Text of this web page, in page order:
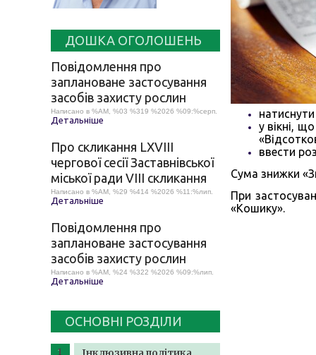
ДОШКА ОГОЛОШЕНЬ
Повідомлення про
заплановане застосування
засобів захисту рослин
Написано в %AM, %03 %319 %2026 %09:%серп.
Детальніше
Про скликання LХVІІІ
чергової сесії Заставнівської
міської ради VIII скликання
Написано в %AM, %29 %414 %2026 %11:%лип.
Детальніше
Повідомлення про
заплановане застосування
засобів захисту рослин
Написано в %AM, %24 %322 %2026 %09:%лип.
Детальніше
ОСНОВНІ РОЗДІЛИ
у вікні,
ввести
Сума знижки
При
«Кошику».